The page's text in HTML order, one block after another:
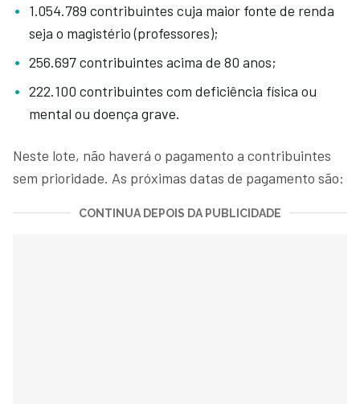
1.054.789 contribuintes cuja maior fonte de renda
seja o magistério (professores);
256.697 contribuintes acima de 80 anos;
222.100 contribuintes com deficiência física ou
mental ou doença grave.
Neste lote, não haverá o pagamento a contribuintes
sem prioridade. As próximas datas de pagamento são:
CONTINUA DEPOIS DA PUBLICIDADE